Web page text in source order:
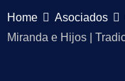
Home Asociados
Miranda e Hijos |